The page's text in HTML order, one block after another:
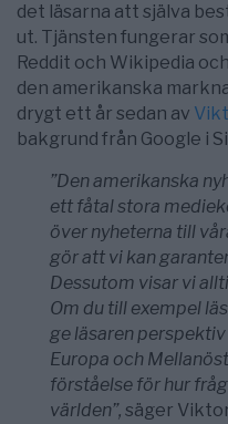
det läsarna att själva
ut. Tjänsten fungerar
Reddit och Wikipedia
den amerikanska
drygt ett år sedan av
bakgrund från Google i
”Den amerikanska
ett fåtal stora
över nyheterna till
gör att vi kan
Dessutom visar vi
Om du till exempel
ge läsaren perspektiv
Europa och
förståelse för hur
världen”, säger